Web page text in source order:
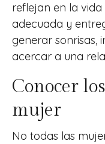
reflejan en la
adecuada y
generar sonrisas,
acercar a una
Conocer
mujer
No todas las